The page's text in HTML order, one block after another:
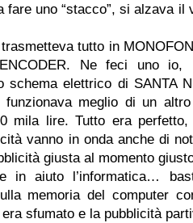
fare uno “stacco”, si alzava
tutto in
Ne feci uno io,
schema elettrico di SANTA
meglio di un
mila lire. Tutto era
vanno in onda anche di
giusta al momento
in aiuto l’informatica…
memoria del computer
sfumato e la pubblicità